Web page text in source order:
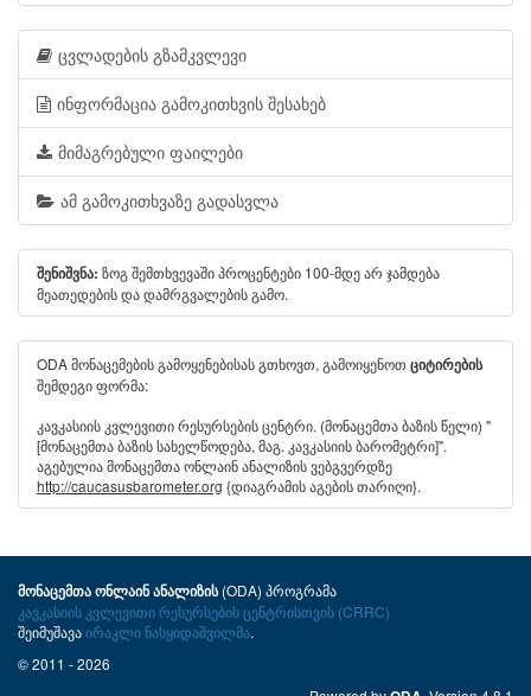
ცვლადების გზამკვლევი
ინფორმაცია გამოკითხვის შესახებ
მიმაგრებული ფაილები
ამ გამოკითხვაზე გადასვლა
შენიშვნა: ზოგ შემთხვევაში პროცენტები 100-მდე არ ჯამდება
მეათედების და დამრგვალების გამო.
ODA მონაცემების გამოყენებისას გთხოვთ, გამოიყენოთ ციტირების
შემდეგი ფორმა:
კავკასიის კვლევითი რესურსების ცენტრი. (მონაცემთა ბაზის წელი) "
[მონაცემთა ბაზის სახელწოდება, მაგ. კავკასიის ბარომეტრი]".
აგებულია მონაცემთა ონლაინ ანალიზის ვებგვერდზე
http://caucasusbarometer.org {დიაგრამის აგების თარიღი}.
მონაცემთა ონლაინ ანალიზის(ODA) პროგრამა
კავკასიის კვლევითი რესურსების ცენტრისთვის (CRRC)
შეიმუშავაირაკლი ნასყიდაშვილმა.
© 2011 - 2026